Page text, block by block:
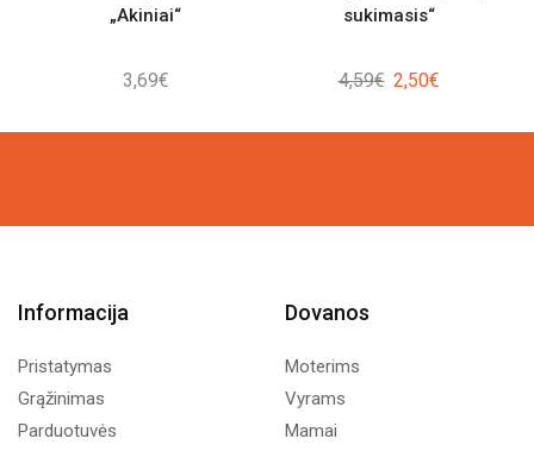
„Akiniai“
3,69€
sukimasis“
4,59€ Original
was:
2,50€Current
is:
Informacija
Pristatymas
Grąžinimas
Parduotuvės
Dovanos
Moterims
Vyrams
Mamai